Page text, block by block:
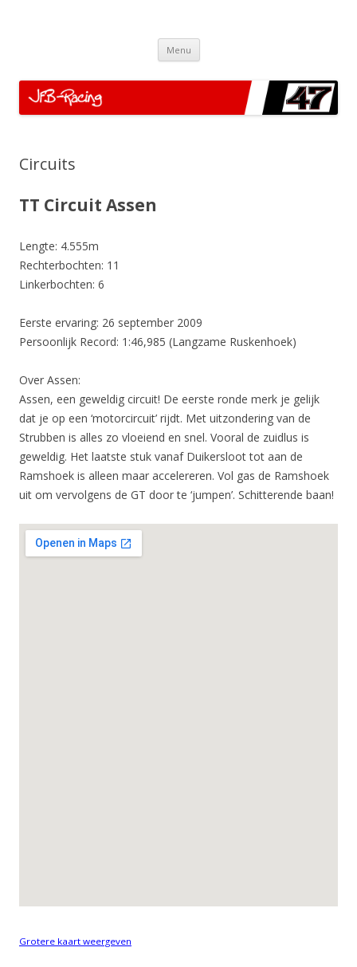
Menu Spring
de
inhoud
Circuits
TT Circuit Assen
Lengte: 4.555m
Rechterbochten: 11
Linkerbochten: 6
Eerste ervaring: 26 september 2009
Persoonlijk Record: 1:46,985 (Langzame Ruskenhoek)
Over Assen:
Assen, een geweldig circuit! De eerste ronde merk je gelijk
dat je op een ‘motorcircuit’ rijdt. Met uitzondering van de
Strubben is alles zo vloeiend en snel. Vooral de zuidlus is
geweldig. Het laatste stuk vanaf Duikersloot tot aan de
Ramshoek is alleen maar accelereren. Vol gas de Ramshoek
uit om vervolgens de GT door te ‘jumpen’. Schitterende baan!
Grotere kaart weergeven